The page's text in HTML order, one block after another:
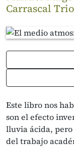
Carrascal
Este libro nos
son el efecto
lluvia ácida,
del trabajo